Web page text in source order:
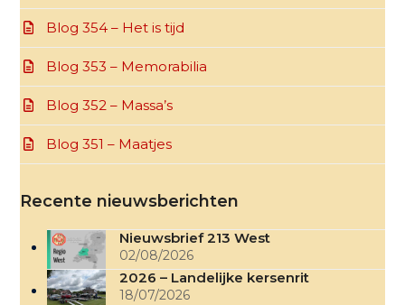
Blog 354 – Het is tijd
Blog 353 – Memorabilia
Blog 352 – Massa’s
Blog 351 – Maatjes
Recente nieuwsberichten
Nieuwsbrief 213 West
02/08/2026
2026 – Landelijke kersenrit
18/07/2026